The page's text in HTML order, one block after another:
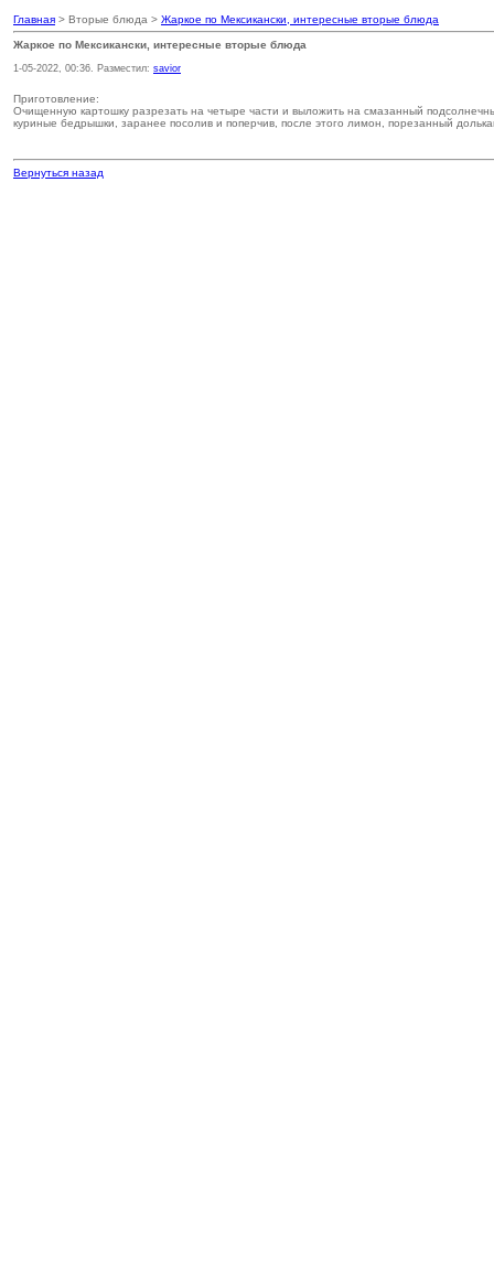
Главная > Вторые блюда > Жаркое по Мексикански, интересные вторые блюда
Жаркое по Мексикански, интересные вторые блюда
1-05-2022, 00:36. Разместил: savior
Приготовление:
Очищенную картошку разрезать на четыре части и выложить на смазанный
куриные бедрышки, заранее посолив и поперчив, после этого лимон, порезанный
Вернуться назад